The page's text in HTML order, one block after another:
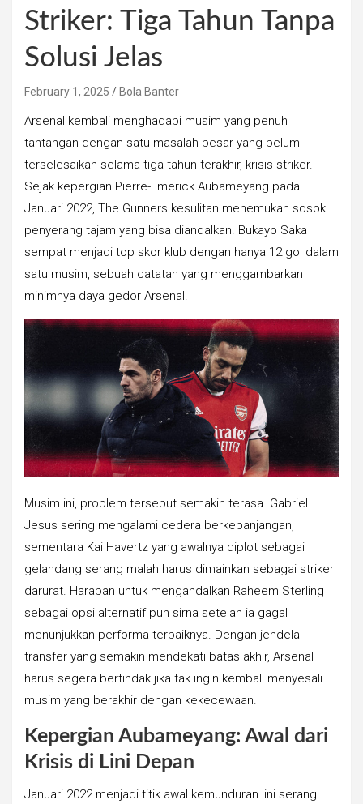
Striker: Tiga Tahun Tanpa
Solusi Jelas
February 1, 2025 Bola Banter
Arsenal kembali menghadapi musim yang penuh
tantangan dengan satu masalah besar yang belum
terselesaikan selama tiga tahun terakhir, krisis striker.
Sejak kepergian Pierre-Emerick Aubameyang pada
Januari 2022, The Gunners kesulitan menemukan sosok
penyerang tajam yang bisa diandalkan. Bukayo Saka
sempat menjadi top skor klub dengan hanya 12 gol dalam
satu musim, sebuah catatan yang menggambarkan
minimnya daya gedor Arsenal.
Musim ini, problem tersebut semakin terasa. Gabriel
Jesus sering mengalami cedera berkepanjangan,
sementara Kai Havertz yang awalnya diplot sebagai
gelandang serang malah harus dimainkan sebagai striker
darurat. Harapan untuk mengandalkan Raheem Sterling
sebagai opsi alternatif pun sirna setelah ia gagal
menunjukkan performa terbaiknya. Dengan jendela
transfer yang semakin mendekati batas akhir, Arsenal
harus segera bertindak jika tak ingin kembali menyesali
musim yang berakhir dengan kekecewaan.
Kepergian Aubameyang: Awal dari
Krisis di Lini Depan
Januari 2022 menjadi titik awal kemunduran lini serang